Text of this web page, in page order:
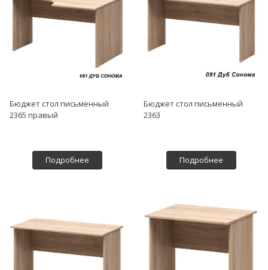
Бюджет стол письменный
2365 правый
Подробнее
Бюджет стол письменный
2363
Подробнее